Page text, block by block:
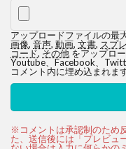
アップロードファイルの最
画像, 音声, 動画, 文書, スプ
コード,その他をアップロ
Youtube、Facebook、
コメント内に埋め込まれます